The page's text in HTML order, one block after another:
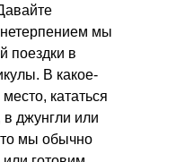
мы
поездки в
В какое-
кататься
джунгли или
мы обычно